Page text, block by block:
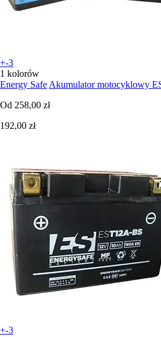
+-3
1 kolorów
Energy Safe Akumulator motocyklowy
Od 258,00 zł
192,00 zł
+-3